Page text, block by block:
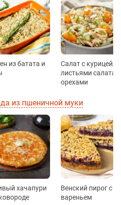
из батата и
Салат с курицей,
листьями салата и
орехами
из пшеничной муки
хачапури
Венский пирог с
вареньем